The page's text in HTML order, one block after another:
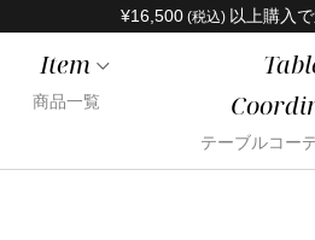
¥16,500 (税込) 以上購入
Item
商品一覧
テーブルコー